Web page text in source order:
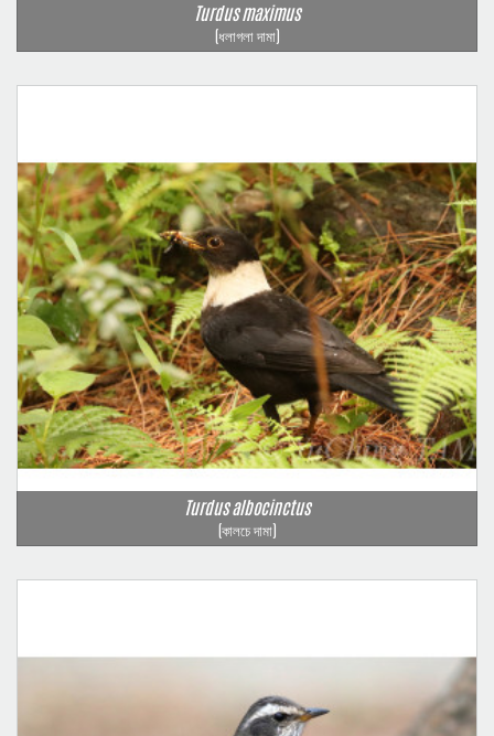
Turdus maximus
(ধলাগলা দামা)
Turdus albocinctus
(কালচে দামা)